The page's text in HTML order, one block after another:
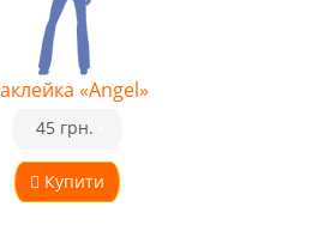
«Angel»
Купити
45 грн.